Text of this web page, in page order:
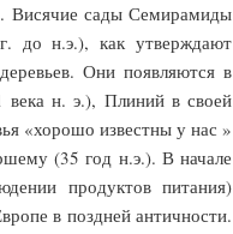
Висячие сады Семирамиды
до н.э.), как утверждают
Они появляются в
века н. э.), Плиний в своей
«хорошо известны у нас »
(35 год н.э.). В начале
продуктов питания)
в поздней античности.